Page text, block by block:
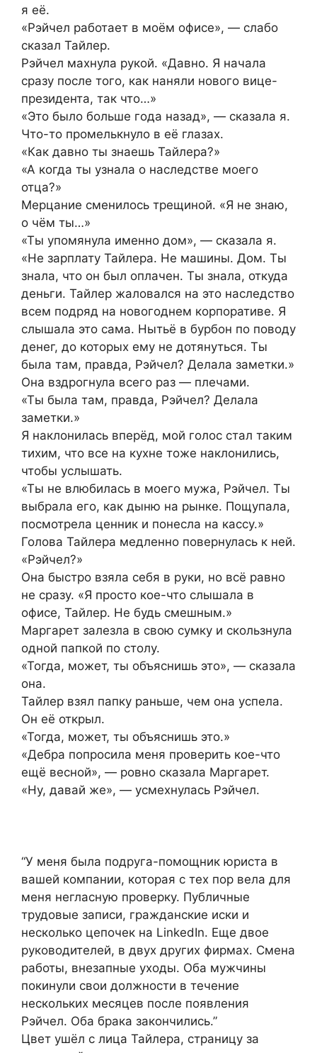
я её.
«Рэйчел работает в моём офисе», — слабо
сказал Тайлер.
Рэйчел махнула рукой. «Давно. Я начала
сразу после того, как наняли нового вице-
президента, так что…»
«Это было больше года назад», — сказала я.
Что-то промелькнуло в её глазах.
«Как давно ты знаешь Тайлера?»
«А когда ты узнала о наследстве моего
отца?»
Мерцание сменилось трещиной. «Я не знаю,
о чём ты…»
«Ты упомянула именно дом», — сказала я.
«Не зарплату Тайлера. Не машины. Дом. Ты
знала, что он был оплачен. Ты знала, откуда
деньги. Тайлер жаловался на это наследство
всем подряд на новогоднем корпоративе. Я
слышала это сама. Нытьё в бурбон по поводу
денег, до которых ему не дотянуться. Ты
была там, правда, Рэйчел? Делала заметки.»
Она вздрогнула всего раз — плечами.
«Ты была там, правда, Рэйчел? Делала
заметки.»
Я наклонилась вперёд, мой голос стал таким
тихим, что все на кухне тоже наклонились,
чтобы услышать.
«Ты не влюбилась в моего мужа, Рэйчел. Ты
выбрала его, как дыню на рынке. Пощупала,
посмотрела ценник и понесла на кассу.»
Голова Тайлера медленно повернулась к ней.
«Рэйчел?»
Она быстро взяла себя в руки, но всё равно
не сразу. «Я просто кое-что слышала в
офисе, Тайлер. Не будь смешным.»
Маргарет залезла в свою сумку и скользнула
одной папкой по столу.
«Тогда, может, ты объяснишь это», — сказала
она.
Тайлер взял папку раньше, чем она успела.
Он её открыл.
«Тогда, может, ты объяснишь это.»
«Дебра попросила меня проверить кое-что
ещё весной», — ровно сказала Маргарет.
«Ну, давай же», — усмехнулась Рэйчел.
“У меня была подруга-помощник юриста в
вашей компании, которая с тех пор вела для
меня негласную проверку. Публичные
трудовые записи, гражданские иски и
несколько цепочек на LinkedIn. Еще двое
руководителей, в двух других фирмах. Смена
работы, внезапные уходы. Оба мужчины
покинули свои должности в течение
нескольких месяцев после появления
Рэйчел. Оба брака закончились.”
Цвет ушёл с лица Тайлера, страницу за